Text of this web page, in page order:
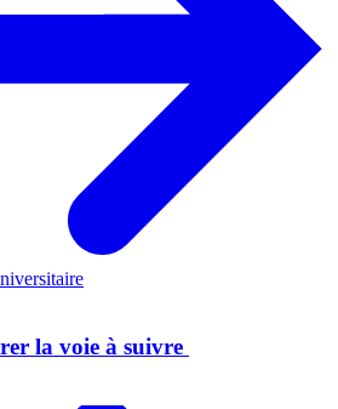
la voie à suivre